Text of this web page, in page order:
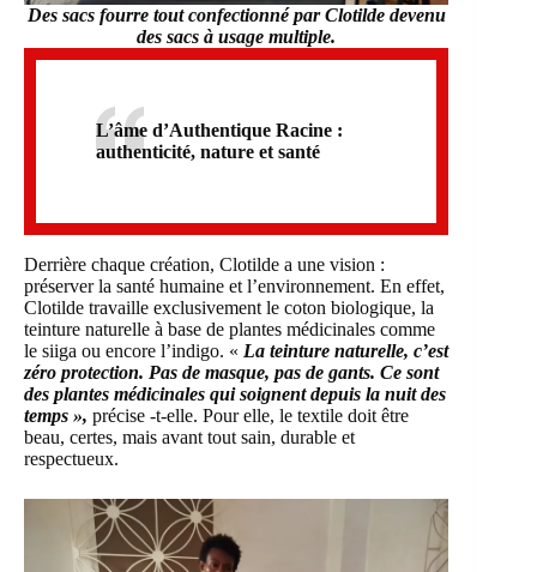
Des sacs fourre tout confectionné par Clotilde devenu
des sacs à usage multiple.
L’âme d’Authentique Racine :
authenticité, nature et santé
Derrière chaque création, Clotilde a une vision :
préserver la santé humaine et l’environnement. En effet,
Clotilde travaille exclusivement le coton biologique, la
teinture naturelle à base de plantes médicinales comme
le siiga ou encore l’indigo. « La teinture naturelle, c’est
zéro protection. Pas de masque, pas de gants. Ce sont
des plantes médicinales qui soignent depuis la nuit des
temps », précise -t-elle. Pour elle, le textile doit être
beau, certes, mais avant tout sain, durable et
respectueux.